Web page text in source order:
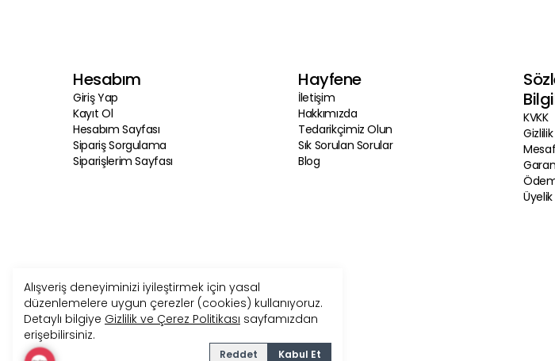
Alışveriş deneyiminizi iyileştirmek için yasal
düzenlemelere uygun çerezler (cookies) kullanıyoruz.
Detaylı bilgiye Gizlilik ve Çerez Politikası sayfamızdan
erişebilirsiniz.
Reddet Kabul Et
Hesabım
Giriş Yap
Kayıt Ol
Hesabım Sayfası
Sipariş Sorgulama
Siparişlerim Sayfası
Hayfene
İletişim
Hakkımızda
Tedarikçimiz Olun
Sık Sorulan Sorular
Blog
KVKK